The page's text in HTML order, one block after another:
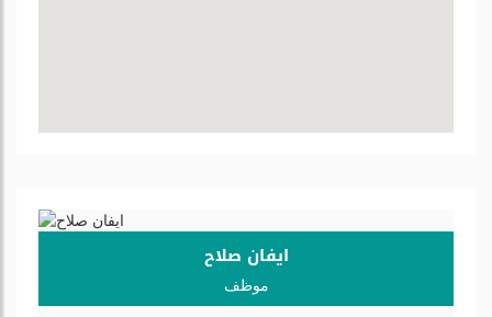
ايفان صلاح
موظف